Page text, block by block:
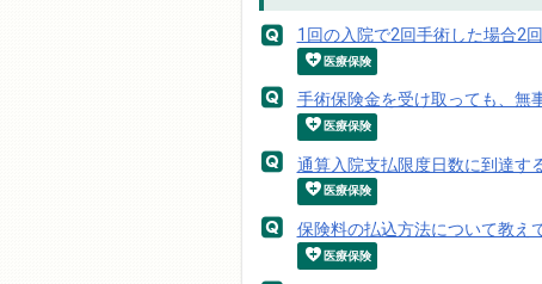
1回の入院で2回手術した場合2
医療保険
手術保険金を受け取っても、無
医療保険
通算入院支払限度日数に到達す
医療保険
保険料の払込方法について教え
医療保険